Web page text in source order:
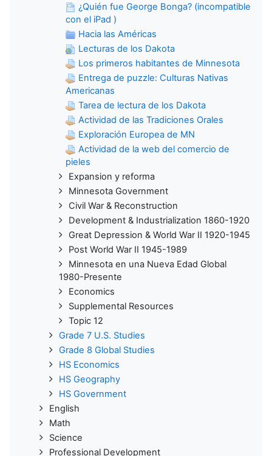
¿Quién fue George Bonga? (incompatible
con el iPad )
Hacia las Américas
Lecturas de los Dakota
Los primeros habitantes de Minnesota
Entrega de puzzle: Culturas Nativas
Americanas
Tarea de lectura de los Dakota
Actividad de las Tradiciones Orales
Exploración Europea de MN
Actividad de la web del comercio de
pieles
Expansion y reforma
Minnesota Government
Civil War & Reconstruction
Development & Industrialization 1860-1920
Great Depression & World War II 1920-1945
Post World War II 1945-1989
Minnesota en una Nueva Edad Global
1980-Presente
Economics
Supplemental Resources
Topic 12
Grade 7 U.S. Studies
Grade 8 Global Studies
HS Economics
HS Geography
HS Government
English
Math
Science
Professional Development